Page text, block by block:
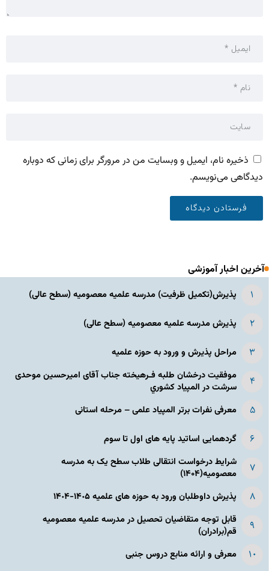
ذخیره نام، ایمیل و وبسایت من در مرورگر برای زمانی که دوباره
دیدگاهی می‌نویسم.
آخرین اخبار آموزشی
پذیرش(تکمیل ظرفیت) مدرسه علمیه معصومیه‌ (سطح عالی)
پذیرش مدرسه علمیه معصومیه‌ (سطح عالی)
مراحل پذیرش و ورود به حوزه علمیه
موفقیت درخشان طلبه فـرهیخته جناب آقای امیرحسین موحدی
سرشت در المپياد كشوري
معرفی نفرات برتر المپیاد علمی – مرحله استانی
گردهمایی اساتید پایه های اول تا سوم
شرایط درخواست انتقالی طلاب سطح یک به مدرسه
معصومیه(۱۴۰۴)
پذیرش داوطلبان ورود به حوزه های علمیه ١۴٠۵-١۴٠۴
قابل توجه متقاضیان تحصیل در مدرسه علمیه معصومیه
قم(برادران)
معرفی و ارائه منابع دروس جنبی